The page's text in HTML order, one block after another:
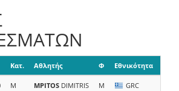
Κατ. Αθλητής Φ Εθνικότητα
M MPITOS DIMITRIS M GRC